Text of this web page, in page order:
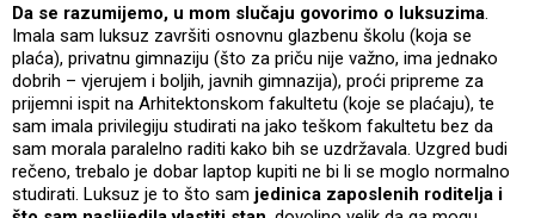
Da se razumijemo, u mom slučaju govorimo o luksuzima.
Imala sam luksuz završiti osnovnu glazbenu školu (koja se
plaća), privatnu gimnaziju (što za priču nije važno, ima jednako
dobrih – vjerujem i boljih, javnih gimnazija), proći pripreme za
prijemni ispit na Arhitektonskom fakultetu (koje se plaćaju), te
sam imala privilegiju studirati na jako teškom fakultetu bez da
sam morala paralelno raditi kako bih se uzdržavala. Uzgred budi
rečeno, trebalo je dobar laptop kupiti ne bi li se moglo normalno
studirati. Luksuz je to što sam jedinica zaposlenih roditelja i